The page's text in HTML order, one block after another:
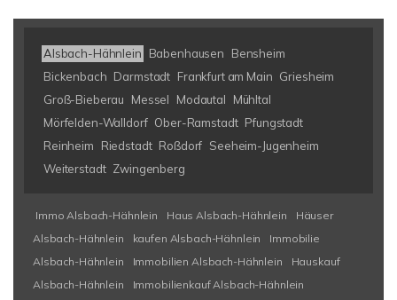
Alsbach-Hähnlein Babenhausen
Bensheim
Bickenbach Darmstadt Frankfurt am Main Griesheim
Groß-Bieberau
Messel Modautal
Mühltal
Mörfelden-Walldorf Ober-Ramstadt Pfungstadt
Reinheim
Riedstadt Roßdorf Seeheim-Jugenheim
Weiterstadt Zwingenberg
Immo Alsbach-Hähnlein Haus Alsbach-Hähnlein
Häuser
Alsbach-Hähnlein
kaufen Alsbach-Hähnlein
Immobilie
Alsbach-Hähnlein
Immobilien Alsbach-Hähnlein
Hauskauf
Alsbach-Hähnlein
Immobilienkauf Alsbach-Hähnlein